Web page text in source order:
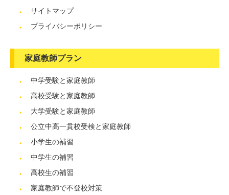
サイトマップ
プライバシーポリシー
家庭教師プラン
中学受験と家庭教師
高校受験と家庭教師
大学受験と家庭教師
公立中高一貫校受検と家庭教師
小学生の補習
中学生の補習
高校生の補習
家庭教師で不登校対策